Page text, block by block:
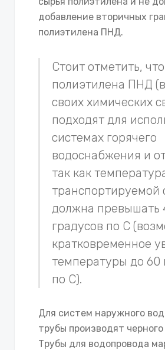
добавление вторичных
полиэтилена ПНД.
Стоит отметить,
полиэтилена ПНД
своих химических
подходят для
системах горячего
водоснабжения и
так как
транспортируемой
должна превышать
градусов по С
кратковременное
температуры до 60
по С).
Для систем наружного
трубы производят
Трубы для водопровода